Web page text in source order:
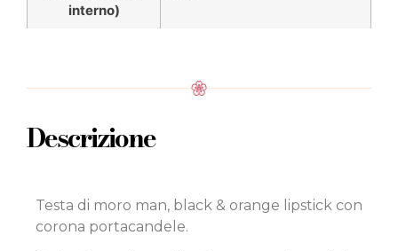
interno)
Descrizione
Testa di moro man, black & orange lipstick con
corona portacandele.